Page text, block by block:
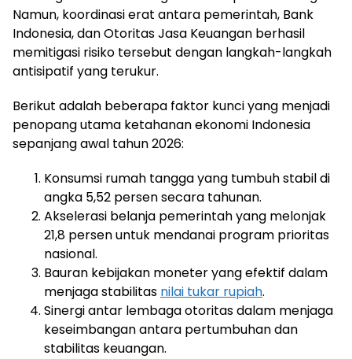
Namun, koordinasi erat antara pemerintah, Bank
Indonesia, dan Otoritas Jasa Keuangan berhasil
memitigasi risiko tersebut dengan langkah-langkah
antisipatif yang terukur.
Berikut adalah beberapa faktor kunci yang menjadi
penopang utama ketahanan ekonomi Indonesia
sepanjang awal tahun 2026:
Konsumsi rumah tangga yang tumbuh stabil di
angka 5,52 persen secara tahunan.
Akselerasi belanja pemerintah yang melonjak
21,8 persen untuk mendanai program prioritas
nasional.
Bauran kebijakan moneter yang efektif dalam
menjaga stabilitas nilai tukar rupiah.
Sinergi antar lembaga otoritas dalam menjaga
keseimbangan antara pertumbuhan dan
stabilitas keuangan.